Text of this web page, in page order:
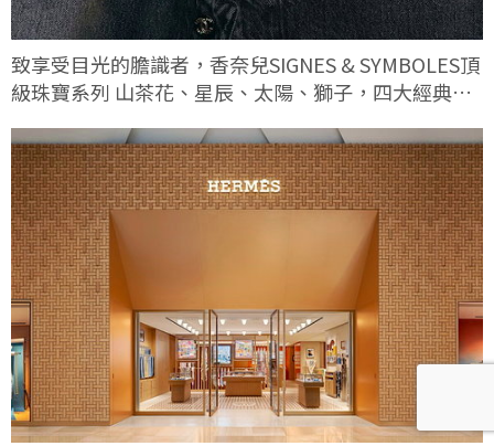
致享受目光的膽識者，香奈兒SIGNES & SYMBOLES頂
級珠寶系列 山茶花、星辰、太陽、獅子，四大經典符